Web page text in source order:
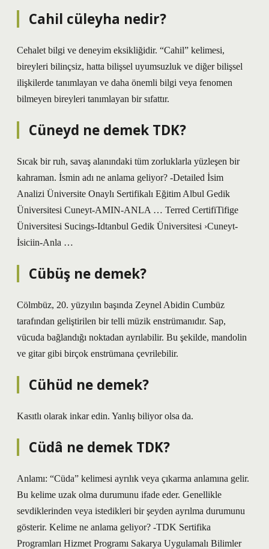
Cahil cüleyha nedir?
Cehalet bilgi ve deneyim eksikliğidir. “Cahil” kelimesi,
bireyleri bilinçsiz, hatta bilişsel uyumsuzluk ve diğer bilişsel
ilişkilerde tanımlayan ve daha önemli bilgi veya fenomen
bilmeyen bireyleri tanımlayan bir sıfattır.
Cüneyd ne demek TDK?
Sıcak bir ruh, savaş alanındaki tüm zorluklarla yüzleşen bir
kahraman. İsmin adı ne anlama geliyor? -Detailed İsim
Analizi Üniversite Onaylı Sertifikalı Eğitim Albul Gedik
Üniversitesi Cuneyt-AMIN-ANLA … Terred CertifiTifige
Üniversitesi Sucings-Idtanbul Gedik Üniversitesi ›Cuneyt-
İsiciin-Anla …
Cübüş ne demek?
Cölmbüz, 20. yüzyılın başında Zeynel Abidin Cumbüz
tarafından geliştirilen bir telli müzik enstrümanıdır. Sap,
vücuda bağlandığı noktadan ayrılabilir. Bu şekilde, mandolin
ve gitar gibi birçok enstrümana çevrilebilir.
Cühüd ne demek?
Kasıtlı olarak inkar edin. Yanlış biliyor olsa da.
Cüdâ ne demek TDK?
Anlamı: “Cüda” kelimesi ayrılık veya çıkarma anlamına gelir.
Bu kelime uzak olma durumunu ifade eder. Genellikle
sevdiklerinden veya istedikleri bir şeyden ayrılma durumunu
gösterir. Kelime ne anlama geliyor? -TDK Sertifika
Programları Hizmet Programı Sakarya Uygulamalı Bilimler